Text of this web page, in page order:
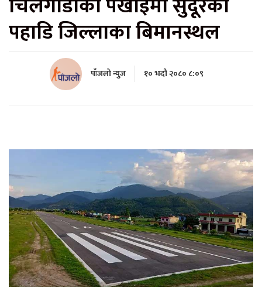
पहाडि जिल्लाका बिमानस्थल
पाँजलो न्युज १० भदौ २०८० ८:०९